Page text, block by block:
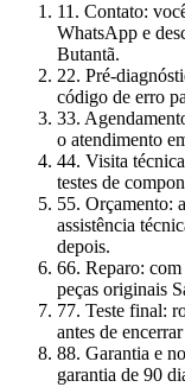
11. Contato:
WhatsApp e
Butantã.
22. Pré-
código de erro
33.
o atendimento
44. Visita
testes de
55. Orçamento:
assistência
depois.
66. Reparo:
peças originais
77. Teste final:
antes de
88. Garantia e
garantia de 90